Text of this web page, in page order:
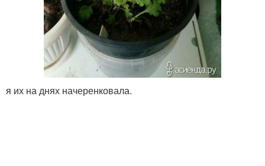
я их на днях начеренковала.